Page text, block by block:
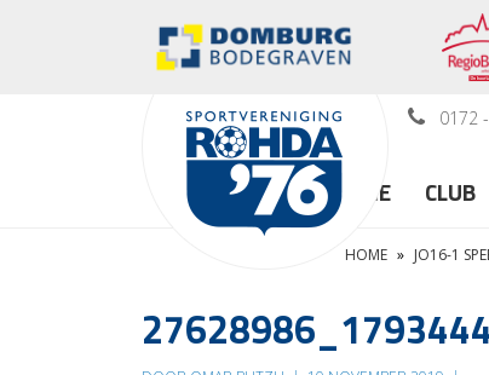
0172
HOME CLUB
HOME » JO16-1